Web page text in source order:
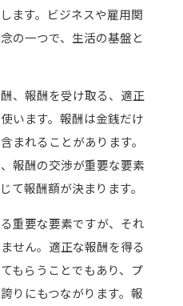
ます。ビジネスや雇用関
の一つで、生活の基盤と
、報酬を受け取る、適正
います。報酬は金銭だけ
まれることがあります。
報酬の交渉が重要な要素
て報酬額が決まります。
重要な要素ですが、それ
せん。適正な報酬を得る
もらうことでもあり、プ
りにもつながります。報